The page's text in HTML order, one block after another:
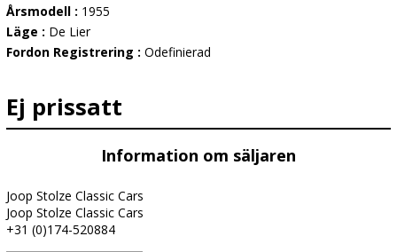
Årsmodell : 1955
Läge : De Lier
Fordon Registrering : Odefinierad
Ej prissatt
Information om säljaren
Joop Stolze Classic Cars
Joop Stolze Classic Cars
+31 (0)174-520884